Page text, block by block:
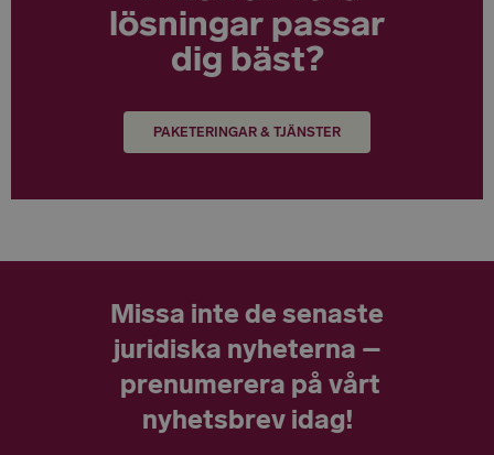
lösningar passar
dig bäst?
PAKETERINGAR & TJÄNSTER
Missa inte de senaste
juridiska nyheterna –
prenumerera på vårt
nyhetsbrev idag!